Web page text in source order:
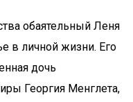
обаятельный Леня
в личной жизни. Его
дочь
Георгия Менглета,